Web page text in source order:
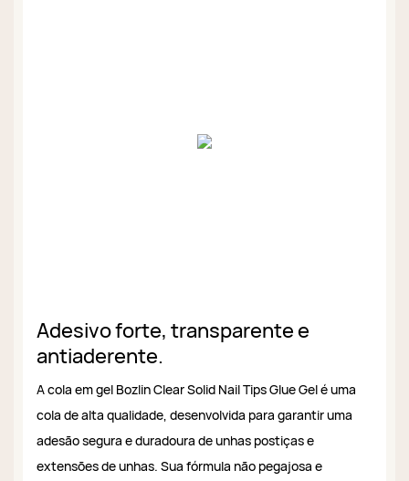
Adesivo forte, transparente e
antiaderente.
A cola em gel Bozlin Clear Solid Nail Tips Glue Gel é uma
cola de alta qualidade, desenvolvida para garantir uma
adesão segura e duradoura de unhas postiças e
extensões de unhas. Sua fórmula não pegajosa e